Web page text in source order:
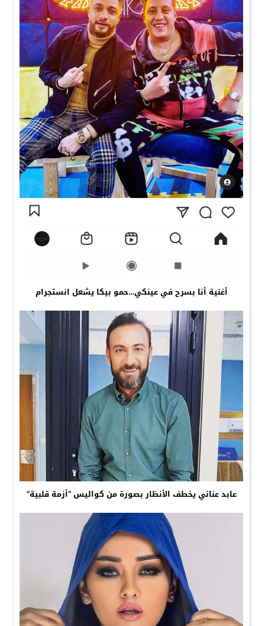
أغنية أنا بسرح في عينكي…حمو بيكا يشعل انستجرام
عابد عناني يخطف الأنظار بصورة من كواليس “أزمة قلبية”